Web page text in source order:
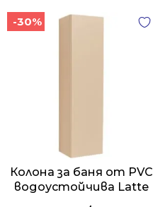
-30%
Колона за баня от PVC
водоустойчива Latte